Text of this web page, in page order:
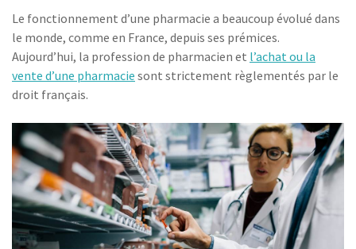
Le fonctionnement d’une pharmacie a beaucoup évolué dans
le monde, comme en France, depuis ses prémices.
Aujourd’hui, la profession de pharmacien et l’achat ou la
vente d’une pharmacie sont strictement règlementés par le
droit français.